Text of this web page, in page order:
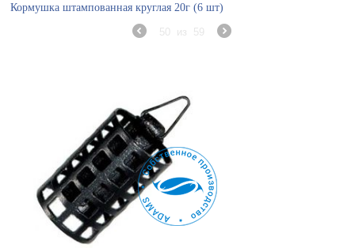
Кормушка штампованная круглая 20г (6 шт)
50 из 59